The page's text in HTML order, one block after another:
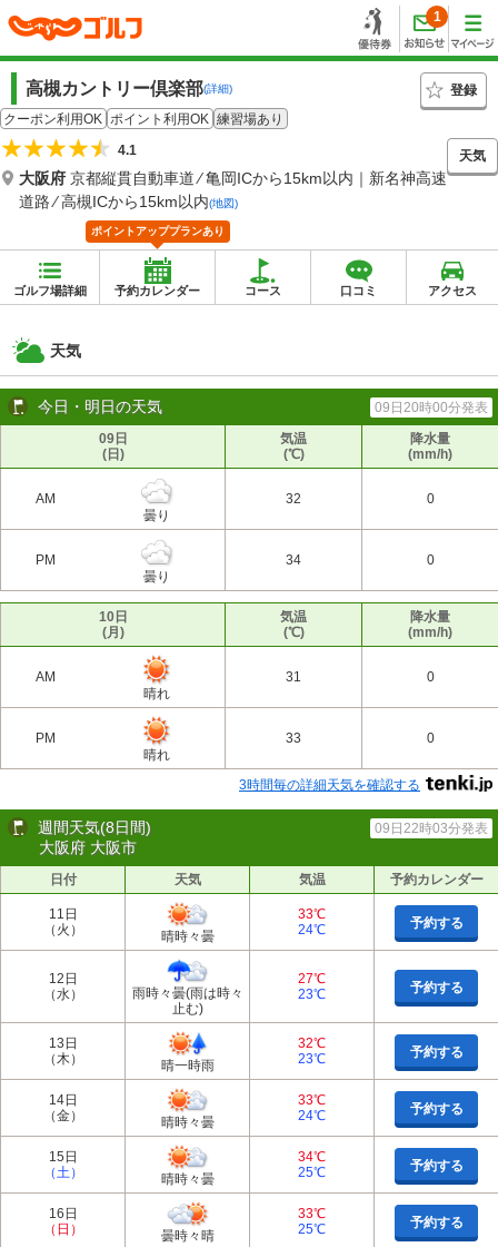
1
高槻カントリー倶楽部(詳細)
登録
クーポン利用OK ポイント利用OK 練習場あり
4.1
大阪府 京都縦貫自動車道 ⁄ 亀岡ICから15km以内｜新名神高速
道路 ⁄ 高槻ICから15km以内(地図)
天気
ゴルフ場詳細 予約カレンダー
ポイントアッププランあり
コース 口コミ アクセス
天気
今日・明日の天気
09日20時00分発表
09日
(日)
気温
(℃)
降水量
(mm/h)
AM
曇り
32 0
PM
曇り
34 0
10日
(月)
気温
(℃)
降水量
(mm/h)
AM
晴れ
31 0
PM
晴れ
33 0
3時間毎の詳細天気を確認する
週間天気(8日間)
大阪府 大阪市
09日22時03分発表
日付 天気 気温 予約カレンダー
11日
（火）
晴時々曇
33℃
24℃
予約する
12日
（水）
雨時々曇(雨は時々
止む)
27℃
23℃
予約する
13日
（木）
晴一時雨
32℃
23℃
予約する
14日
（金）
晴時々曇
33℃
24℃
予約する
15日
（土）
晴時々曇
34℃
25℃
予約する
16日
（日）
曇時々晴
33℃
25℃
予約する